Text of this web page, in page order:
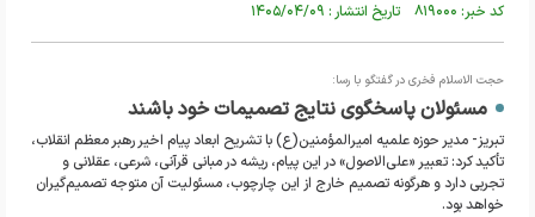
کد خبر: ۸۱۹۰۰۰ تاریخ انتشار : ۱۴۰۵/۰۴/۰۹
حجت الاسلام فخری در گفتگو با رسا:
مسئولان پاسخگوی نتایج تصمیمات خود باشند
تبریز- مدیر حوزه علمیه امیرالمؤمنین(ع) با تشریح ابعاد پیام اخیر رهبر معظم انقلاب،
تأکید کرد: تعبیر «علی‌الاصول» در این پیام، ریشه در مبانی قرآنی، شرعی، عقلانی و
تجربی دارد و هرگونه تصمیم خارج از این چارچوب، مسئولیت آن متوجه تصمیم‌گیران
خواهد بود.